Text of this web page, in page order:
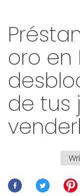
oro en
de tus